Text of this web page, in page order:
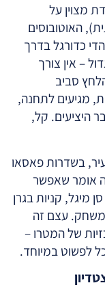
מצוין על
האוטובוסים
כדורגל בדרך
– אין צורך
סביב
מגיעים לתחנה,
היציעים. קל,
בשדרות פאסאו
אומר שאפשר
מיגל, קניות בגרן
עצם זה
של המטרו –